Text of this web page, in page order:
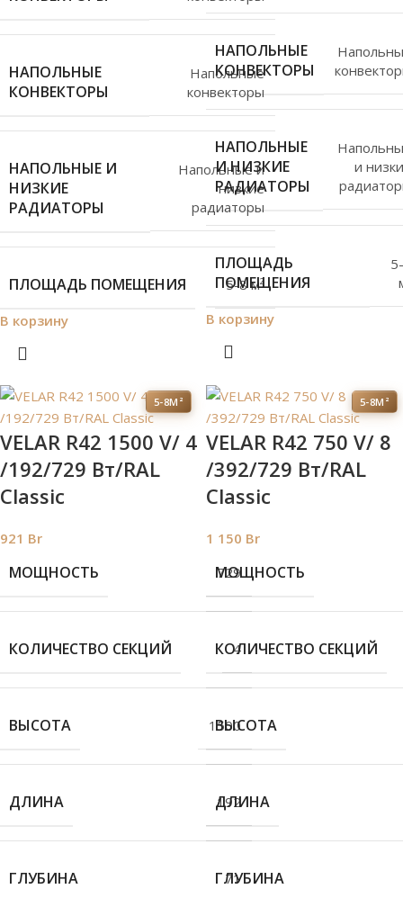
НАПОЛЬНЫЕ
КОНВЕКТОРЫ
Напольные
конвекторы
НАПОЛЬНЫЕ И
НИЗКИЕ
РАДИАТОРЫ
Напольные и
низкие
радиаторы
ПЛОЩАДЬ ПОМЕЩЕНИЯ
5-8 м²
В корзину
НАПОЛЬНЫЕ
КОНВЕКТОРЫ
НАПОЛЬНЫЕ
И НИЗКИЕ
РАДИАТОРЫ
и
ПЛОЩАДЬ
ПОМЕЩЕНИЯ
В корзину
5-8М²
VELAR R42 1500 V/ 4
/192/729 Вт/RAL
Classic
921 Br
МОЩНОСТЬ 729
КОЛИЧЕСТВО СЕКЦИЙ 4
ВЫСОТА 1500
ДЛИНА 192
ГЛУБИНА 71
5-8М²
VELAR R42 750 V/ 8
/392/729 Вт/RAL
Classic
1 150 Br
МОЩНОСТЬ
КОЛИЧЕСТВО СЕКЦИЙ
ВЫСОТА
ДЛИНА
ГЛУБИНА